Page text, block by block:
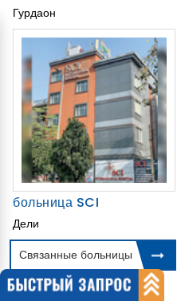
Гурдаон
больница SCI
Дели
Связанные больницы
Связанные Доктора